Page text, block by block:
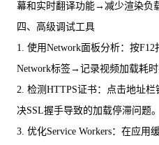
幕和实时翻译功能→减少渲染负
四、高级调试工具
1. 使用Network面板分析：按
Network标签→记录视频加载耗时
2. 检测HTTPS证书：点击地址
决SSL握手导致的加载停滞问题。
3. 优化Service Workers：在应